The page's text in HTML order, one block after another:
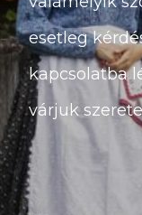
esetleg
kapcsolatba
várjuk